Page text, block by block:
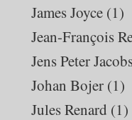
James Joyce (1)
Jean-François
Jens Peter
Johan Bojer (1)
Jules Renard (1)